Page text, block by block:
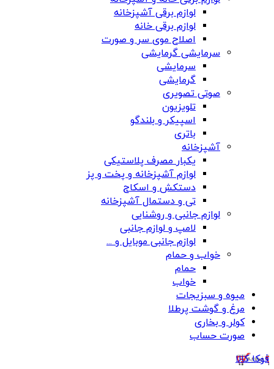
لوازم برقی آشپزخانه
لوازم برقی خانه
اصلاح موی سر و صورت
سرمایشی گرمایشی
سرمایشی
گرمایشی
صوتی تصویری
تلویزیون
اسپیکر و بلندگو
باتری
آشپزخانه
یکبار مصرف پلاستیکی
لوازم آشپزخانه و پخت و پز
دستکش و اسکاج
تی و دستمال آشپزخانه
لوازم جانبی و روشنایی
لامپ و لوازم جانبی
لوازم جانبی موبایل و ...
خواب و حمام
حمام
خواب
میوه و سبزیجات
مرغ و گوشت پرطلا
کولر و بخاری
صورت حساب
فوکا کالا